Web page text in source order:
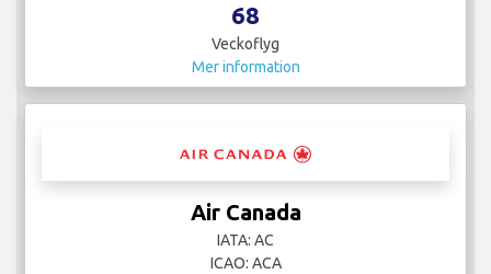
68
Veckoflyg
Mer information
Air Canada
IATA: AC
ICAO: ACA